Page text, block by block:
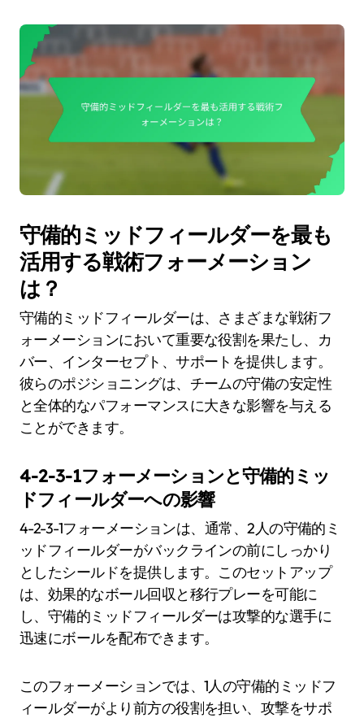
守備的ミッドフィールダーを最も
活用する戦術フォーメーション
は？
守備的ミッドフィールダーは、さまざまな戦術フ
ォーメーションにおいて重要な役割を果たし、カ
バー、インターセプト、サポートを提供します。
彼らのポジショニングは、チームの守備の安定性
と全体的なパフォーマンスに大きな影響を与える
ことができます。
4-2-3-1フォーメーションと守備的ミッ
ドフィールダーへの影響
4-2-3-1フォーメーションは、通常、2人の守備的ミ
ッドフィールダーがバックラインの前にしっかり
としたシールドを提供します。このセットアップ
は、効果的なボール回収と移行プレーを可能に
し、守備的ミッドフィールダーは攻撃的な選手に
迅速にボールを配布できます。
このフォーメーションでは、1人の守備的ミッドフ
ィールダーがより前方の役割を担い、攻撃をサポ